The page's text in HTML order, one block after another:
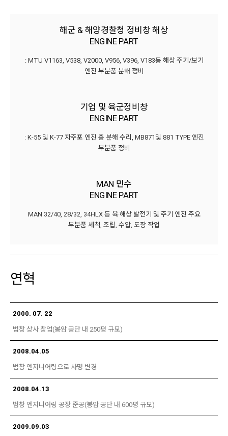
해군 & 해양경찰청 정비창해상
ENGINE PART
: MTU V1163, V538, V2000, V956, V396, V183등 해상 주기/보기
엔진 부분품 분해 정비
기업 및 육군정비창
ENGINE PART
: K-55 및 K-77 자주포 엔진 총 분해 수리, MB871및 881 TYPE 엔진
부분품 정비
MAN 민수
ENGINE PART
MAN 32/40, 28/32, 34HLX 등 육·해상 발전기 및 주기 엔진 주요
부분품 세척, 조립, 수압, 도장 작업
연혁
2000. 07. 22
범창 상사 창업(봉암 공단 내 250평 규모)
2008.04.05
범창 엔지니어링으로 사명 변경
2008.04.13
범창 엔지니어링 공장 준공(봉암 공단 내 600평 규모)
2009.09.03